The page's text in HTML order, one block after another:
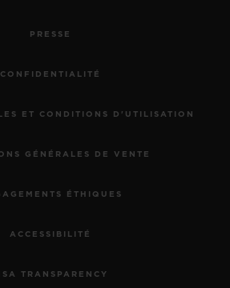
PRESSE
CONFIDENTIALITÉ
ET CONDITIONS D'UTILISATION
GÉNÉRALES DE VENTE
ÉTHIQUES
ACCESSIBILITÉ
TRANSPARENCY